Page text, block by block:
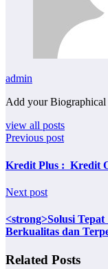
admin
Add your
view all posts
Previous post
Kredit Plus : Kredit
Next post
<strong>Solusi
Berkualitas dan
Related Posts